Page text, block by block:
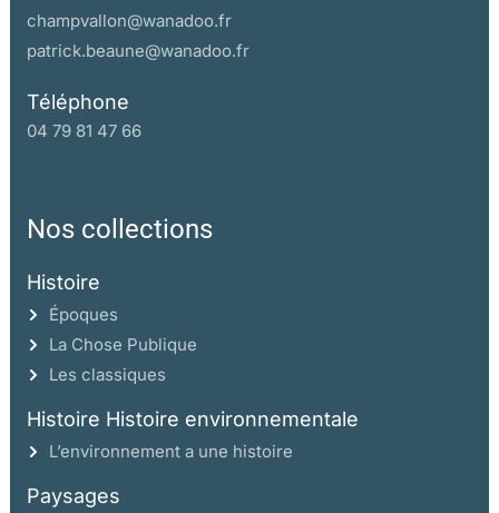
champvallon@wanadoo.fr
patrick.beaune@wanadoo.fr
Téléphone
04 79 81 47 66
Nos collections
Histoire
Époques
La Chose Publique
Les classiques
Histoire Histoire environnementale
L’environnement a une histoire
Paysages